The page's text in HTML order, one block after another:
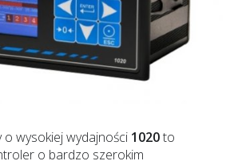
wysokiej wydajności 1020to
o bardzo szerokim